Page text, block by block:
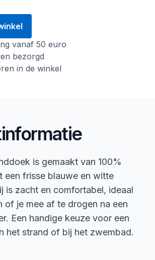
vanaf 50 euro
bezorgd
in de winkel
is gemaakt van 100%
een frisse blauwe en witte
is zacht en comfortabel, ideaal
of je mee af te drogen na een
Een handige keuze voor een
het strand of bij het zwembad.